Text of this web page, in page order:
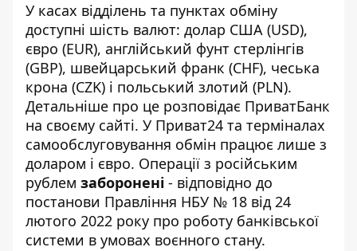
У касах відділень та пунктах обміну
доступні шість валют: долар США (USD),
євро (EUR), англійський фунт стерлінгів
(GBP), швейцарський франк (CHF), чеська
крона (CZK) і польський злотий (PLN).
Детальніше про це розповідає ПриватБанк
на своєму сайті. У Приват24 та терміналах
самообслуговування обмін працює лише з
доларом і євро. Операції з російським
рублем заборонені - відповідно до
постанови Правління НБУ № 18 від 24
лютого 2022 року про роботу банківської
системи в умовах воєнного стану.